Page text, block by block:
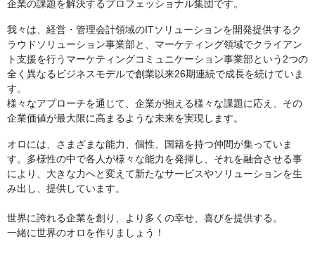
企業の課題を解決するプロフェッショナル集団です。
我々は、経営・管理会計領域のITソリューションを開発提供するク
ラウドソリューション事業部と、マーケティング領域でクライアン
ト支援を行うマーケティングコミュニケーション事業部という2つの
全く異なるビジネスモデルで創業以来26期連続で成長を続けていま
す。
様々なアプローチを通じて、企業が抱える様々な課題に応え、その
企業価値が最大限に高まるような未来を実現します。
オロには、さまざまな能力、個性、国籍を持つ仲間が集っていま
す。多様性の中で各人が様々な能力を発揮し、それを融合させる事
により、大きな力へと変えて新たなサービスやソリューションを生
み出し、提供しています。
世界に誇れる企業を創り、より多くの幸せ、喜びを提供する。
一緒に世界のオロを作りましょう！